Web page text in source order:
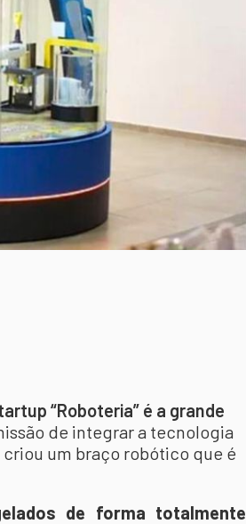
“Roboteria” é a grande
de integrar a tecnologia
criou um braço robótico que é
de forma totalmente